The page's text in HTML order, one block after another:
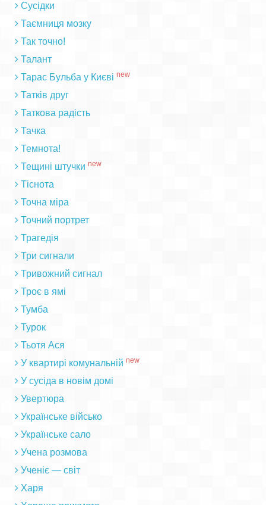
Сусідки
Таємниця мозку
Так точно!
Талант
Тарас Бульба у Києві new
Татків друг
Таткова радість
Тачка
Темнота!
Тещині штучки new
Тіснота
Точна міра
Точний портрет
Трагедія
Три сигнали
Тривожний сигнал
Троє в ямі
Тумба
Турок
Тьотя Ася
У квартирі комунальній new
У сусіда в новім домі
Увертюра
Українське військо
Українське сало
Учена розмова
Ученіє — світ
Харя